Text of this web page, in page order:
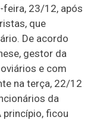
23/12, após
que
De acordo
gestor da
e com
na terça, 22/12
da
ficou